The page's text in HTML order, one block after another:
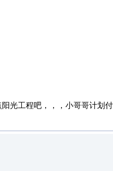
光工程吧，，，小哥哥计划